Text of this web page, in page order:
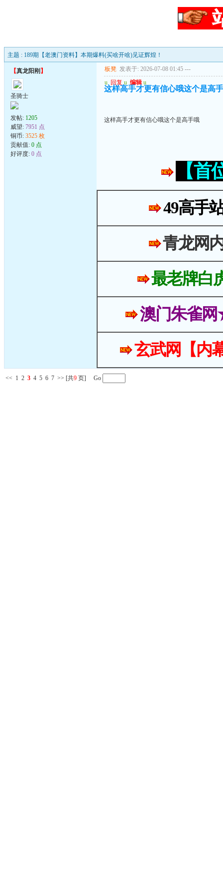
主题 : 189期【老澳门资料】本期爆料(买啥开啥)见证辉煌！
【真龙阳刚 】
圣骑士
发帖: 1205
威望: 7951 点
铜币: 3525 枚
贡献值: 0 点
好评度: 0 点
板凳 发表于: 2026-07-08 01:45 ---
u 回复 u 编辑 u
这样高手才更有信心哦这个是高
这样高手才更有信心哦这个是高手哦
【
49高手
青龙网
最老牌白
澳门朱雀
玄武网【内
<< 1 2 3 4 5 6 7 >> [共9 页] Go